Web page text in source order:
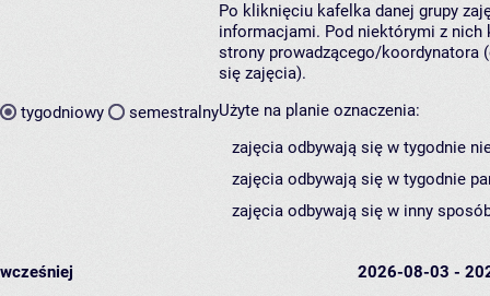
tygodniowy semestralny
Po kliknięciu kafelka danej grupy
informacjami. Pod niektórymi z nich
strony prowadzącego/koordynatora
się zajęcia).
Użyte na planie oznaczenia:
zajęcia odbywają się w tygodnie
zajęcia odbywają się w tygodnie
zajęcia odbywają się w inny
wcześniej 2026-08-03 -